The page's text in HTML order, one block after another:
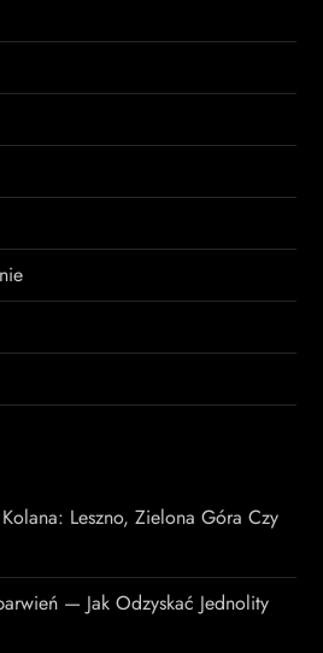
Leszno, Zielona Góra Czy
— Jak Odzyskać Jednolity